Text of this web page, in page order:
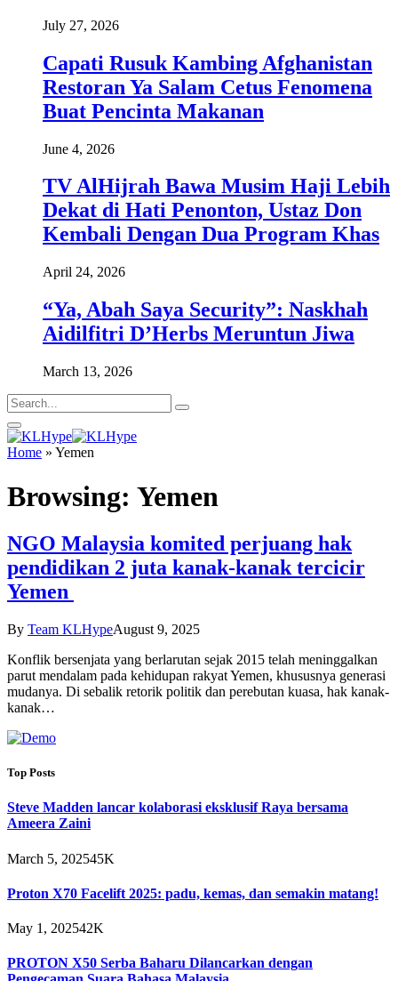
July 27, 2026
Capati Rusuk Kambing Afghanistan
Restoran Ya Salam Cetus Fenomena
Buat Pencinta Makanan
June 4, 2026
TV AlHijrah Bawa Musim Haji Lebih
Dekat di Hati Penonton, Ustaz Don
Kembali Dengan Dua Program Khas
April 24, 2026
“Ya, Abah Saya Security”: Naskhah
Aidilfitri D’Herbs Meruntun Jiwa
March 13, 2026
Home » Yemen
Browsing: Yemen
NGO Malaysia komited perjuang hak
pendidikan 2 juta kanak-kanak tercicir
Yemen
By Team KLHypeAugust 9, 2025
Konflik bersenjata yang berlarutan sejak 2015 telah meninggalkan
parut mendalam pada kehidupan rakyat Yemen, khususnya generasi
mudanya. Di sebalik retorik politik dan perebutan kuasa, hak kanak-
kanak…
Top Posts
Steve Madden lancar kolaborasi eksklusif Raya bersama
Ameera Zaini
March 5, 202545K
Proton X70 Facelift 2025: padu, kemas, dan semakin matang!
May 1, 202542K
PROTON X50 Serba Baharu Dilancarkan dengan